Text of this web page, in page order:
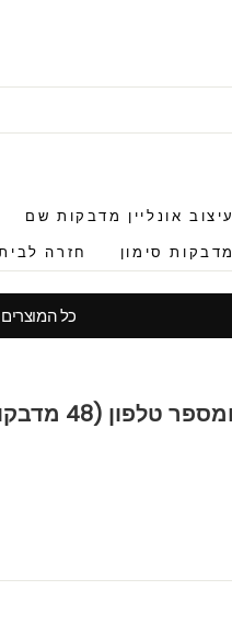
עיצוב אונליין מדבקות שם
מדבקות סימון חזרה
כל